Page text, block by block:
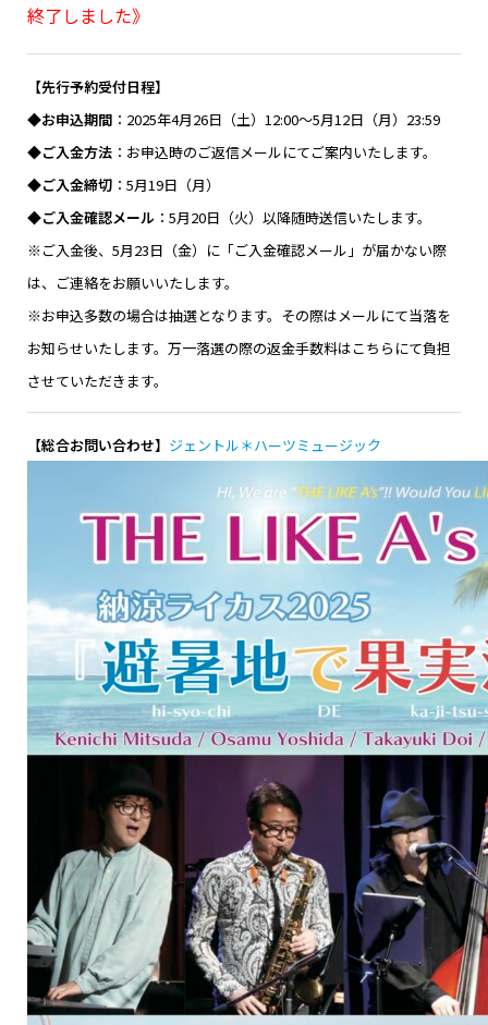
終了しました》
【先行予約受付日程】
◆お申込期間：2025年4月26日（土）12:00～5月12日（月）23:59
◆ご入金方法：お申込時のご返信メールにてご案内いたします。
◆ご入金締切：5月19日（月）
◆ご入金確認メール ：5月20日（火）以降随時送信いたします。
※ご入金後、5月23日（金）に「ご入金確認メール」が届かない際
は、ご連絡をお願いいたします。
※お申込多数の場合は抽選となります。その際はメールにて当落を
お知らせいたします。万一落選の際の返金手数料はこちらにて負担
させていただきます。
【総合お問い合わせ】 ジェントル＊ハーツミュージック